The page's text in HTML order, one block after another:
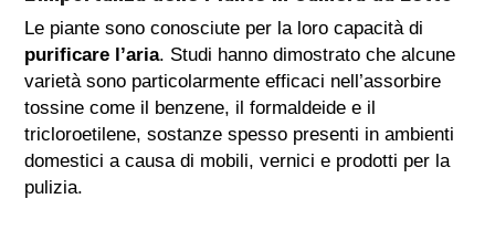
Le piante sono conosciute per la loro capacità di
purificare l’aria. Studi hanno dimostrato che alcune
varietà sono particolarmente efficaci nell’assorbire
tossine come il benzene, il formaldeide e il
tricloroetilene, sostanze spesso presenti in ambienti
domestici a causa di mobili, vernici e prodotti per la
pulizia.